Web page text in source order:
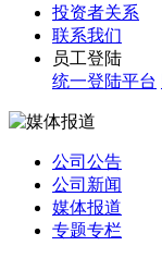
投资者关系
联系我们
员工登陆
统一登陆平台
公司公告
公司新闻
媒体报道
专题专栏